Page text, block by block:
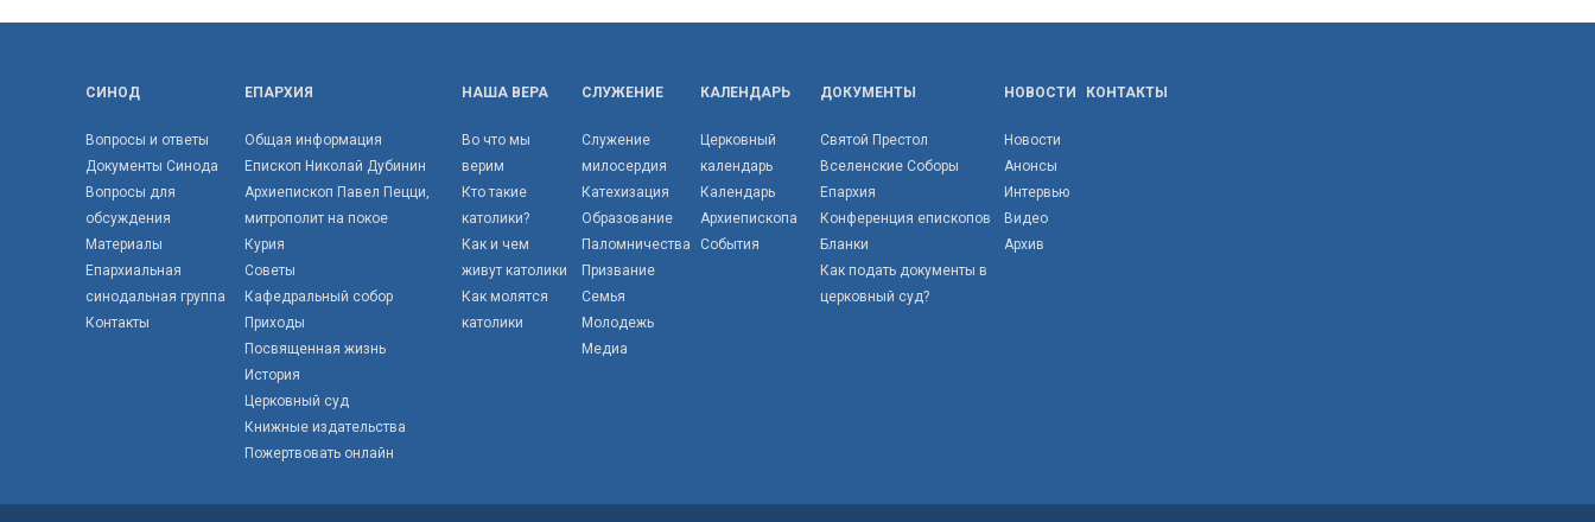
СИНОД
Вопросы и ответы
Документы Синода
Вопросы для
обсуждения
Материалы
Епархиальная
синодальная группа
Контакты
ЕПАРХИЯ
Общая информация
Епископ Николай Дубинин
Архиепископ Павел Пецци,
митрополит на покое
Курия
Советы
Кафедральный собор
Приходы
Посвященная жизнь
История
Церковный суд
Книжные издательства
Пожертвовать онлайн
НАША ВЕРА
Во что мы
верим
Кто такие
католики?
Как и чем
живут католики
Как молятся
католики
СЛУЖЕНИЕ
Служение
милосердия
Катехизация
Образование
Паломничества
Призвание
Семья
Молодежь
Медиа
КАЛЕНДАРЬ
Церковный
календарь
Календарь
Архиепископа
События
ДОКУМЕНТЫ
Святой Престол
Вселенские Соборы
Епархия
Конференция епископов
Бланки
Как подать документы в
церковный суд?
НОВОСТИ
Новости
Анонсы
Интервью
Видео
Архив
КОНТАКТЫ